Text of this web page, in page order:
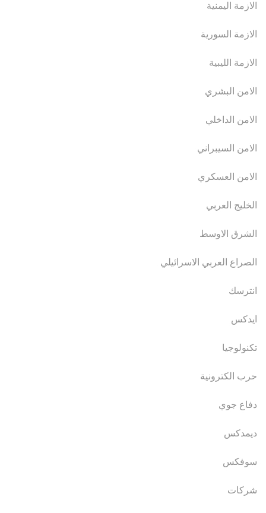
الازمة اليمنية
الازمة السورية
الازمة الليبية
الامن البشري
الامن الداخلي
الامن السيبراني
الامن العسكري
الخليج العربي
الشرق الاوسط
الصراع العربي الاسرائيلي
انترسك
ايدكس
تكنولوجيا
حرب الكترونية
دفاع جوي
ديمدكس
سوفكس
شركات